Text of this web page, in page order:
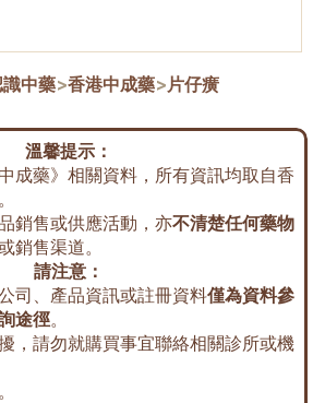
中藥>香港中成藥>片仔癀
溫馨提示：
成藥》相關資料，所有資訊均取自香
銷售或供應活動，亦不清楚任何藥物
銷售渠道。
請注意：
司、產品資訊或註冊資料僅為資料參
途徑。
，請勿就購買事宜聯絡相關診所或機